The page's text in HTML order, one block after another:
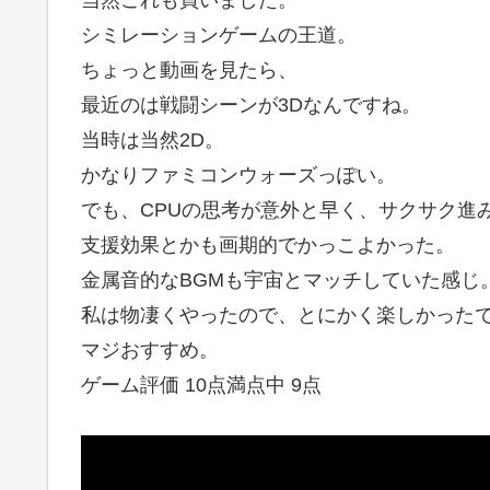
シミレーションゲームの王道。
ちょっと動画を見たら、
最近のは戦闘シーンが3Dなんですね。
当時は当然2D。
かなりファミコンウォーズっぽい。
でも、CPUの思考が意外と早く、サクサク進
支援効果とかも画期的でかっこよかった。
金属音的なBGMも宇宙とマッチしていた感じ。
私は物凄くやったので、とにかく楽しかったで
マジおすすめ。
ゲーム評価 10点満点中 9点